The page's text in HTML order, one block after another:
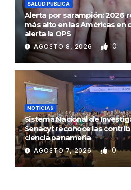
SALUD PÚBLICA
Alerta por sarampión: 2026
más alto en las Américas en
alerta la OPS
AGOSTO 8, 2026 0
NOTICIAS
Sistema Nacional de
Senacyt reconoce las
ciencia panameña
AGOSTO 7, 2026 0